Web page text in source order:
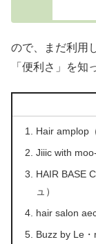
ので、まだ利用
「便利さ」を知
Hair amplop
Jiiic with
HAIR BASE
ュ）
hair salon
Buzz by Le・